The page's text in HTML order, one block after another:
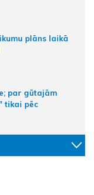
plāns laikā
par gūtajām
tikai pēc